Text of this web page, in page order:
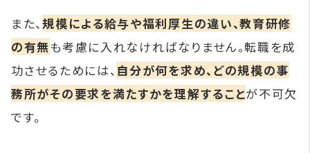
また、規模による給与や福利厚生の違い、教育研修
の有無も考慮に入れなければなりません。転職を成
功させるためには、 自分が何を求め、どの規模の事
務所がその要求を満たすかを理解することが不可欠
です。